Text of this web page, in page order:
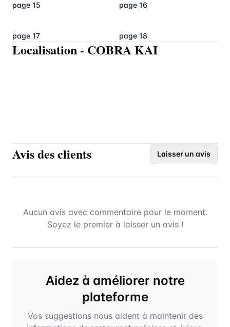
page 15 page 16
page 17 page 18
Localisation - COBRA KAI
Avis des clients Laisser un avis
Aucun avis avec commentaire pour le moment.
Soyez le premier à laisser un avis !
Aidez à améliorer notre
plateforme
Vos suggestions nous aident à maintenir des